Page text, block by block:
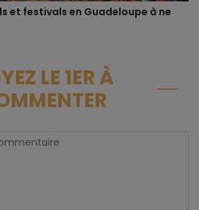
et festivals en Guadeloupe à ne
LE 1ER À